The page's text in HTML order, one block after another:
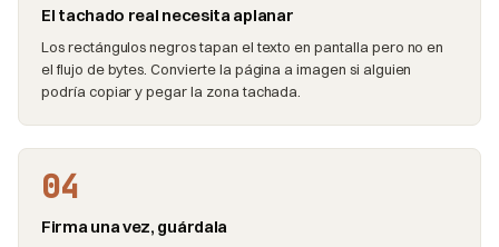
El tachado real necesita aplanar
Los rectángulos negros tapan el texto en pantalla pero no en
el flujo de bytes. Convierte la página a imagen si alguien
podría copiar y pegar la zona tachada.
04
Firma una vez, guárdala